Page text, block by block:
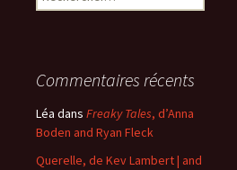
Commentaires récents
Léa dans Freaky Tales, d’Anna
Boden and Ryan Fleck
Querelle, de Kev Lambert | and